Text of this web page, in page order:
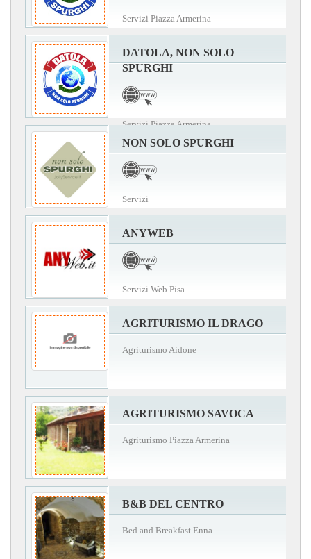
Servizi Piazza Armerina
DATOLA, NON SOLO
SPURGHI
Servizi Piazza Armerina
NON SOLO SPURGHI
Servizi
ANYWEB
Servizi Web Pisa
AGRITURISMO IL DRAGO
Agriturismo Aidone
AGRITURISMO SAVOCA
Agriturismo Piazza Armerina
B&B DEL CENTRO
Bed and Breakfast Enna